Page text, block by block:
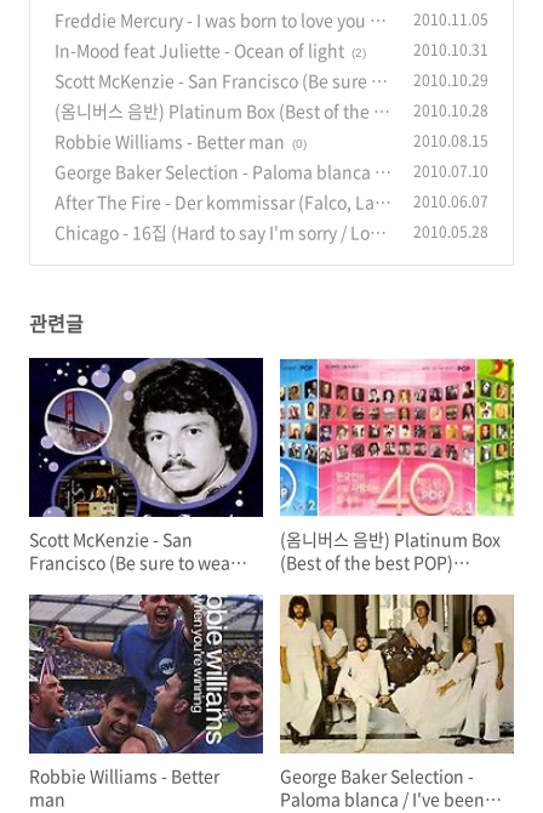
Freddie Mercury - I was born to love you / T
here must be more to life than this
(12)
2010.11.05
In-Mood feat Juliette - Ocean of light (2) 2010.10.31
Scott McKenzie - San Francisco (Be sure to
wear flowers in your hair) (6)
2010.10.29
(옴니버스 음반) Platinum Box (Best of the b
est POP) (5CDs)
(6)
2010.10.28
Robbie Williams - Better man (0) 2010.08.15
George Baker Selection - Paloma blanca /
I've been away too long (2)
2010.07.10
After The Fire - Der kommissar (Falco, Laur
a Branigan) (1)
2010.06.07
Chicago - 16집 (Hard to say I'm sorry / Love
2010.05.28
관련글
Scott McKenzie - San
Francisco (Be sure to wear
(옴니버스 음반) Platinum Box
(Best of the best POP)
Robbie Williams - Better
man
George Baker Selection -
Paloma blanca / I've been